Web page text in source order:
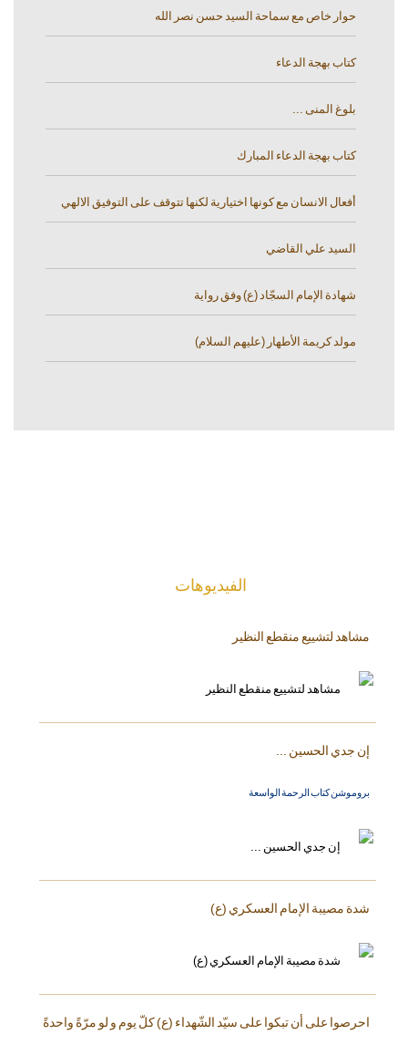
حوار خاص مع سماحة السيد حسن نصر الله
كتاب بهجة الدعاء
بلوغ المنى ...
كتاب بهجة الدعاء المبارك
أفعال الانسان مع كونها اختيارية لكنها تتوقف على التوفيق الالهي
السيد علي القاضي
شهادة الإمام السجّاد (ع) وفق رواية
مولد كريمة الأطهار (عليهم السلام)
الفیدیوهات
مشاهد لتشييع منقطع النظير
إن جدي الحسين ...
بروموشن كتاب الرحمة الواسعة
شدة مصيبة الإمام العسكري (ع)
احرصوا على أن تبكوا على سيّد الشّهداء (ع) كلّ يوم و لو مرّةً واحدةً